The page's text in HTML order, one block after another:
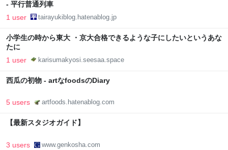
- 平行普通列車
1 user tairayukiblog.hatenablog.jp
小学生の時から東大 ・京大合格できるような子にしたいというあな
たに
1 user karisumakyosi.seesaa.space
西瓜の初物 - artなfoodsのDiary
5 users artfoods.hatenablog.com
【最新スタジオガイド】
3 users www.genkosha.com